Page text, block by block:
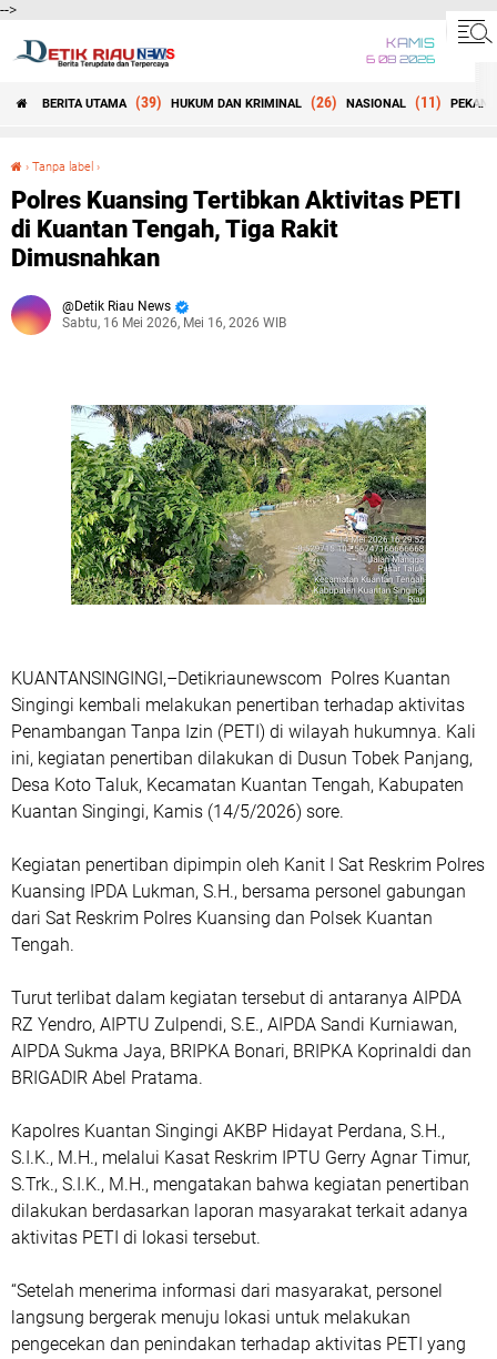
-->
KAMIS
6 08 2026
BERITA UTAMA (39) HUKUM DAN KRIMINAL (26) NASIONAL (11)
› Tanpa label ›
Polres Kuansing Tertibkan Aktivitas PETI
di Kuantan Tengah, Tiga Rakit
Dimusnahkan
Detik Riau News
Sabtu, 16 Mei 2026, Mei 16, 2026 WIB
KUANTANSINGINGI,–Detikriaunewscom Polres Kuantan
Singingi kembali melakukan penertiban terhadap aktivitas
Penambangan Tanpa Izin (PETI) di wilayah hukumnya. Kali
ini, kegiatan penertiban dilakukan di Dusun Tobek Panjang,
Desa Koto Taluk, Kecamatan Kuantan Tengah, Kabupaten
Kuantan Singingi, Kamis (14/5/2026) sore.
Kegiatan penertiban dipimpin oleh Kanit I Sat Reskrim Polres
Kuansing IPDA Lukman, S.H., bersama personel gabungan
dari Sat Reskrim Polres Kuansing dan Polsek Kuantan
Tengah.
Turut terlibat dalam kegiatan tersebut di antaranya AIPDA
RZ Yendro, AIPTU Zulpendi, S.E., AIPDA Sandi Kurniawan,
AIPDA Sukma Jaya, BRIPKA Bonari, BRIPKA Koprinaldi dan
BRIGADIR Abel Pratama.
Kapolres Kuantan Singingi AKBP Hidayat Perdana, S.H.,
S.I.K., M.H., melalui Kasat Reskrim IPTU Gerry Agnar Timur,
S.Trk., S.I.K., M.H., mengatakan bahwa kegiatan penertiban
dilakukan berdasarkan laporan masyarakat terkait adanya
aktivitas PETI di lokasi tersebut.
“Setelah menerima informasi dari masyarakat, personel
langsung bergerak menuju lokasi untuk melakukan
pengecekan dan penindakan terhadap aktivitas PETI yang